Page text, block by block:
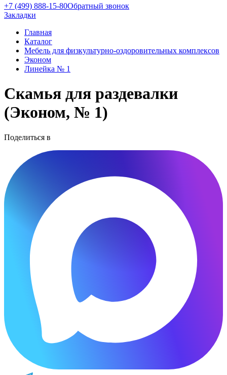
+7 (499) 888-15-80Обратный звонок
Закладки
Главная
Каталог
Мебель для физкультурно-оздоровительных комплексов
Эконом
Линейка № 1
Скамья для раздевалки
(Эконом, № 1)
Поделиться в